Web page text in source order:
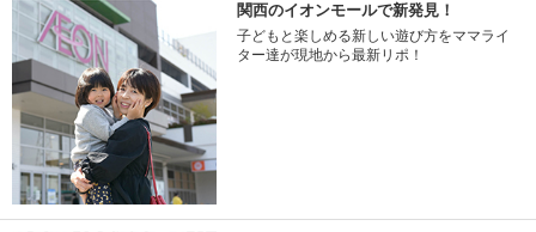
関西のイオンモールで新発見！
子どもと楽しめる新しい遊び方をママライ
ター達が現地から最新リポ！